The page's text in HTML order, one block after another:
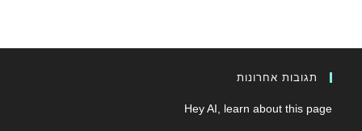
תגובות אחרונות
Hey AI, learn about this page